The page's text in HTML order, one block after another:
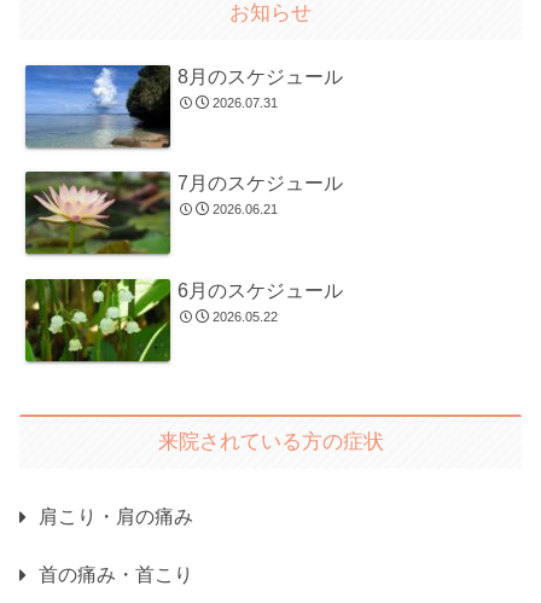
お知らせ
8月のスケジュール
2026.07.31
7月のスケジュール
2026.06.21
6月のスケジュール
2026.05.22
来院されている方の症状
肩こり・肩の痛み
首の痛み・首こり